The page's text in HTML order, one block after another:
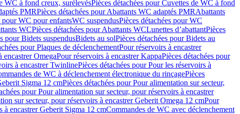
WC à fond creux, surélevésPièces détachées pour Cuvettes de WC à fond
PMRPièces détachées pour Abattants WC adaptés PMRAbattants
pour WC pour enfantsWC suspendusPièces détachées pour WC
WCPièces détachées pour Abattants WCLunettes d’abattantPièces
pour Bidets suspendusBidets au solPièces détachées pour Bidets au
pour Plaques de déclenchementPour réservoirs à encastrer
encastrer OmegaPour réservoirs à encastrer KappaPièces détachées pour
à encastrer TwinlinePièces détachées pour Pour les réservoirs à
de WC à déclenchement électronique du rinçagePièces
Sigma 12 cmPièces détachées pour Pour alimentation sur secteur,
pour Pour alimentation sur secteur, pour réservoirs à encastrer
sur secteur, pour réservoirs à encastrer Geberit Omega 12 cmPour
à encastrer Geberit Sigma 12 cmCommandes de WC avec déclenchement